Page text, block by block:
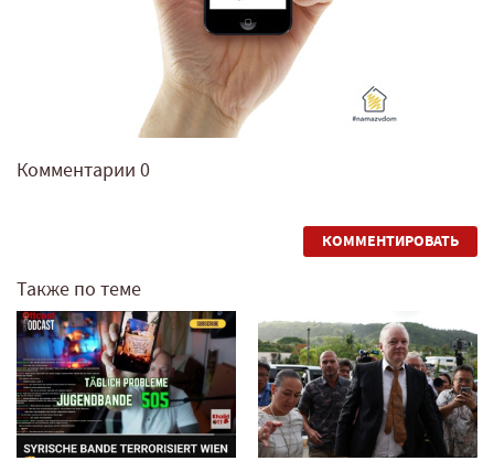
Комментарии 0
КОММЕНТИРОВАТЬ
Также по теме